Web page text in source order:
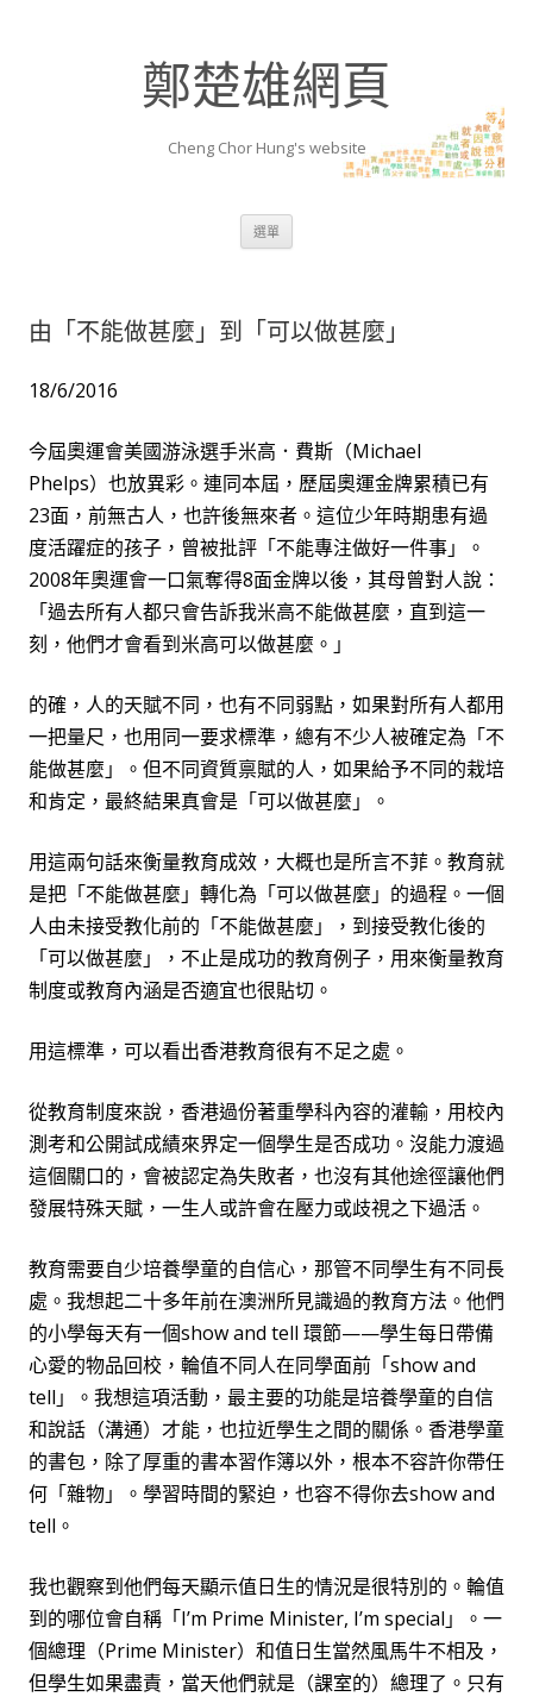
鄭楚雄網頁
Cheng Chor Hung's website
選單
由「不能做甚麼」到「可以做甚麼」
18/6/2016
今屆奧運會美國游泳選手米高．費斯（Michael
Phelps）也放異彩。連同本屆，歷屆奧運金牌累積已有
23面，前無古人，也許後無來者。這位少年時期患有過
度活躍症的孩子，曾被批評「不能專注做好一件事」。
2008年奧運會一口氣奪得8面金牌以後，其母曾對人說：
「過去所有人都只會告訴我米高不能做甚麼，直到這一
刻，他們才會看到米高可以做甚麼。」
的確，人的天賦不同，也有不同弱點 ，如果對所有人都用
一把量尺，也用同一要求標準，總有不少人被確定為「不
能做甚麼」。但不同資質禀賦的人，如果給予不同的栽培
和肯定，最終結果真會是「可以做甚麼」。
用這兩句話來衡量教育成效，大概也是所言不菲。教育就
是把「不能做甚麼」轉化為「可以做甚麼」的過程。一個
人由未接受教化前的「不能做甚麼」，到接受教化後的
「可以做甚麼」，不止是成功的教育例子，用來衡量教育
制度或教育內涵是否適宜也很貼切。
用這標準，可以看出香港教育很有不足之處。
從教育制度來說，香港過份著重學科內容的灌輸 ，用校內
測考和公開試成績來界定一個學生是否成功。沒能力渡過
這個關口的，會被認定為失敗者，也沒有其他途徑讓他們
發展特殊天賦，一生人或許會在壓力或歧視之下過活。
教育需要自少培養學童的自信心，那管不同學生有不同長
處。我想起二十多年前在澳洲所見識過的教育方法。他們
的小學每天有一個show and tell 環節——學生每日帶備
心愛的物品回校，輪值不同人在同學面前「show and
tell 」。我想這項活動，最主要的功能是培養學童的自信
和說話（溝通）才能，也拉近學生之間的關係。香港學童
的書包，除了厚重的書本習作簿以外，根本不容許你帶任
何「雜物」。學習時間的緊迫，也容不得你去show and
tell 。
我也觀察到他們每天顯示值日生的情況是很特別的。輪值
到的哪位會自稱「I’m Prime Minister, I’m special 」。一
個總理（Prime Minister）和值日生當然風馬牛不相及，
但學生如果盡責，當天他們就是（課室的）總理了。只有